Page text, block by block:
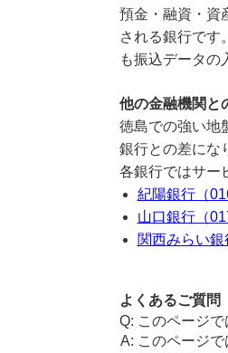
預金・融資・資
される銀行です
も振込データの
他の金融機関と
徳島での強い地
銀行との差にな
各銀行ではサー
紀陽銀行（
山口銀行（
関西みらい銀
よくあるご質問
このページ
このページ